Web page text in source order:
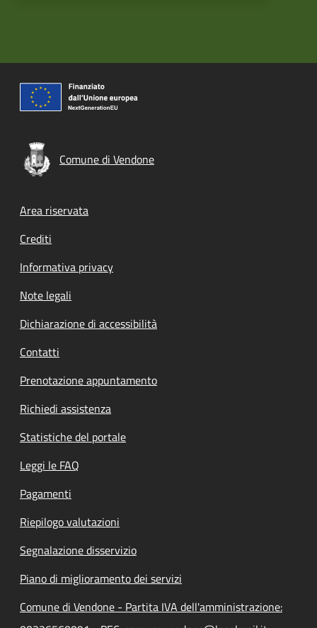
Comune di Vendone
Footer menu
Area riservata
Crediti
Informativa privacy
Note legali
Dichiarazione di accessibilità
Contatti
Prenotazione appuntamento
Richiedi assistenza
Statistiche del portale
Leggi le FAQ
Pagamenti
Riepilogo valutazioni
Segnalazione disservizio
Piano di miglioramento dei servizi
Comune di Vendone - Partita IVA dell'amministrazione: